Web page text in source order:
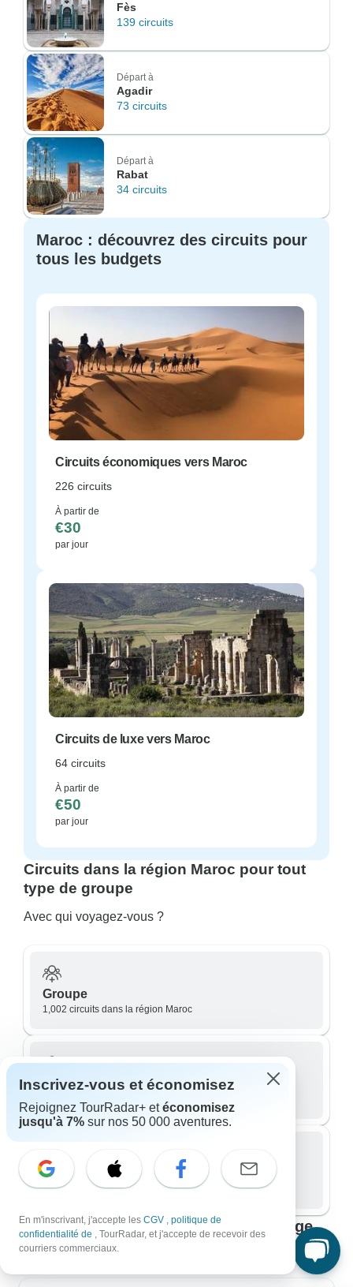
Fès
139 circuits
Départ à
Agadir
73 circuits
Départ à
Rabat
34 circuits
Maroc : découvrez des circuits pour
tous les budgets
Circuits économiques vers Maroc
226 circuits
À partir de
€30
par jour
Circuits de luxe vers Maroc
64 circuits
À partir de
€50
par jour
Circuits dans la région Maroc pour tout
type de groupe
Avec qui voyagez-vous ?
Groupe
1,002 circuits dans la région Maroc
Petit groupe
1,459 circuits dans la région Maroc
Privé / Personnalisé
1,537 circuits dans la région Maroc
Maroc : meilleurs itinéraires de voyage
adaptés à vos projets
Inscrivez-vous et économisez
Rejoignez TourRadar+ etéconomisez
jusqu'à 7% sur nos 50 000 aventures.
En m'inscrivant, j'accepte les CGV , politique de
confidentialité de , TourRadar, et j'accepte de recevoir des
courriers commerciaux.